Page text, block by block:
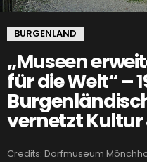
BURGENLAND
„Museen
für die Welt“ –
vernetzt Kultur
Credits: Dorfmuseum